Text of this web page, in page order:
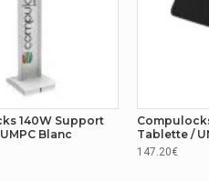
140W Support
Blanc
Tablette /
147.20€